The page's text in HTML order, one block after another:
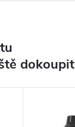
dokoupit